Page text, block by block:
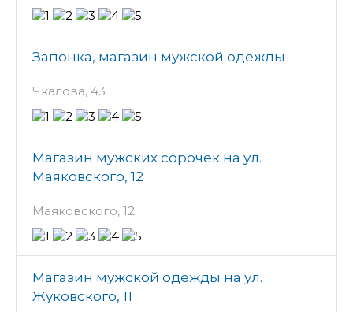
Запонка, магазин мужской одежды
Чкалова, 43
Магазин мужских сорочек на ул.
Маяковского, 12
Маяковского, 12
Магазин мужской одежды на ул.
Жуковского, 11